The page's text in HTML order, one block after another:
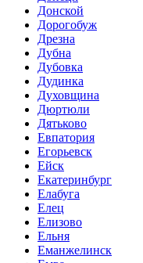
Донской
Дорогобуж
Дрезна
Дубна
Дубовка
Дудинка
Духовщина
Дюртюли
Дятьково
Евпатория
Егорьевск
Ейск
Екатеринбург
Елабуга
Елец
Елизово
Ельня
Еманжелинск